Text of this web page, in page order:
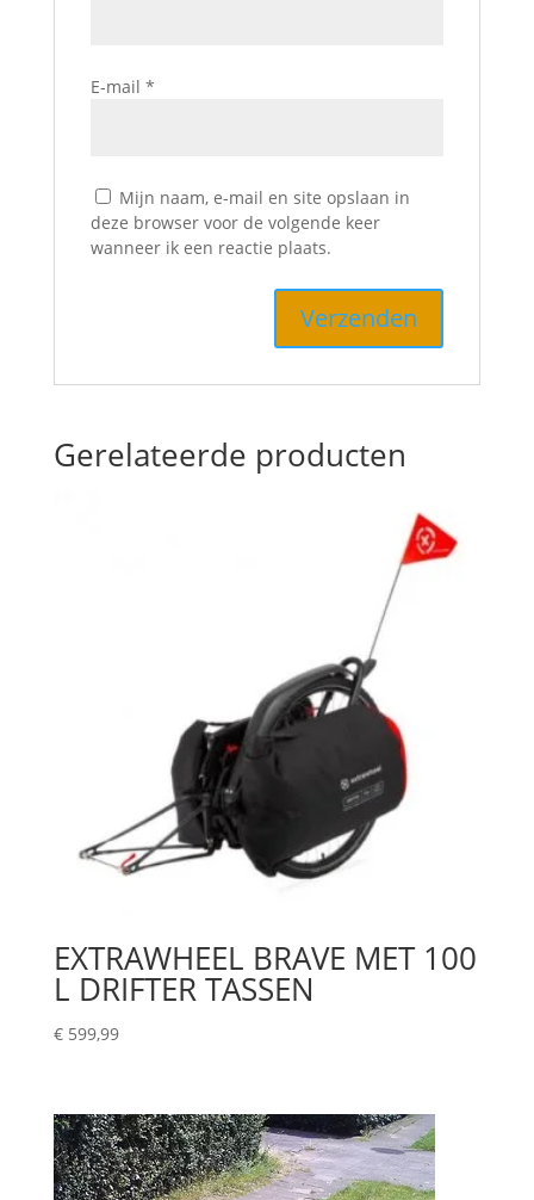
E-mail *
Mijn naam, e-mail en site opslaan in
deze browser voor de volgende keer
wanneer ik een reactie plaats.
Gerelateerde producten
EXTRAWHEEL BRAVE MET 100
L DRIFTER TASSEN
€599,99